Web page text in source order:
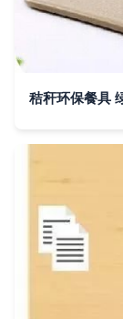
秸秆环保餐具